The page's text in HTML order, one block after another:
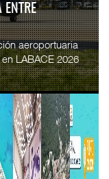
aeroportuaria
LABACE 2026